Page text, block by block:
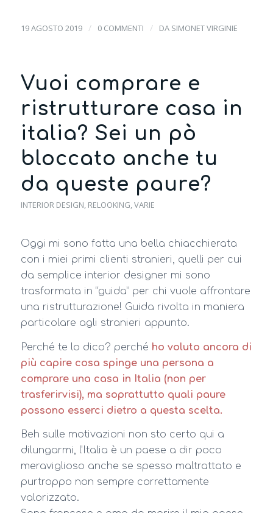
19 AGOSTO 2019 / 0 COMMENTI / DA SIMONET VIRGINIE
Vuoi comprare e
ristrutturare casa in
italia? Sei un pò
bloccato anche tu
da queste paure?
INTERIOR DESIGN, RELOOKING,VARIE
Oggi mi sono fatta una bella chiacchierata
con i miei primi clienti stranieri, quelli per cui
da semplice interior designer mi sono
trasformata in “guida” per chi vuole affrontare
una ristrutturazione! Guida rivolta in maniera
particolare agli stranieri appunto.
Perché te lo dico? perché ho voluto ancora di
più capire cosa spinge una persona a
comprare una casa in Italia (non per
trasferirvisi), ma soprattutto quali paure
possono esserci dietro a questa scelta.
Beh sulle motivazioni non sto certo qui a
dilungarmi, l’Italia è un paese a dir poco
meraviglioso anche se spesso maltrattato e
purtroppo non sempre correttamente
valorizzato.